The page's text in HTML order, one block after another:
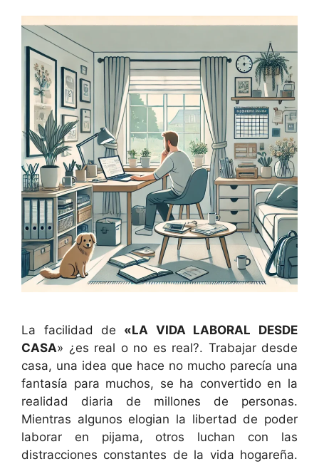
La facilidad de «LA VIDA LABORAL DESDE
CASA» ¿es real o no es real?. Trabajar desde
casa, una idea que hace no mucho parecía una
fantasía para muchos, se ha convertido en la
realidad diaria de millones de personas.
Mientras algunos elogian la libertad de poder
laborar en pijama, otros luchan con las
distracciones constantes de la vida hogareña.